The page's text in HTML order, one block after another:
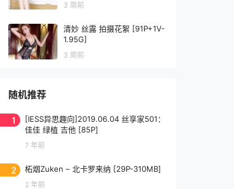
3 周前
清妙 丝露 拍摄花絮 [91P+1V-
1.95G]
3 周前
随机推荐
1
[IESS异思趣向]2019.06.04 丝享家501：
佳佳 绿植 吉他 [85P]
7 年前
2 柘烟Zuken – 北卡罗来纳 [29P-310MB]
2 年前